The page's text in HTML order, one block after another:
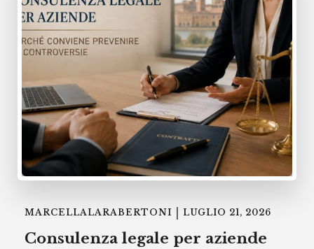
MARCELLALARABERTONI LUGLIO 21, 2026
Consulenza legale per aziende